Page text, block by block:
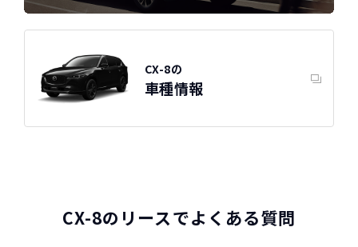
CX-8の
車種情報
CX-8のリースでよくある質問